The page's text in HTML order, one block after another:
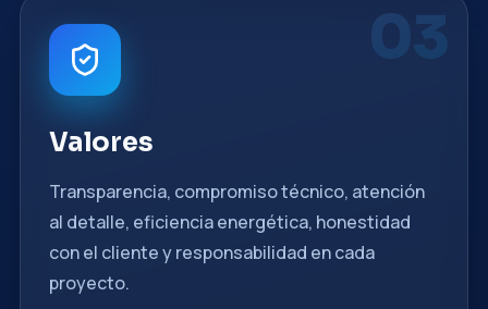
03
Valores
Transparencia, compromiso técnico, atención
al detalle, eficiencia energética, honestidad
con el cliente y responsabilidad en cada
proyecto.